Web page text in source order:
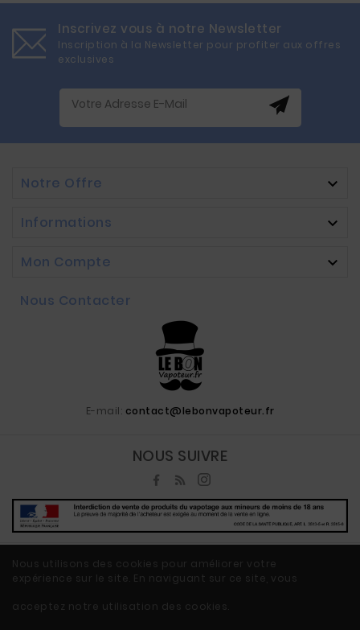
Nous utilisons des cookies pour améliorer votre
expérience sur le site. En naviguant sur ce site, vous
acceptez notre utilisation des cookies.
Inscrivez vous à notre Newsletter
Inscription à la Newsletter pour profiter aux offres
exclusives
Notre Offre 
Informations 
Mon Compte 
Nous Contacter
E-mail: contact@lebonvapoteur.fr
NOUS SUIVRE